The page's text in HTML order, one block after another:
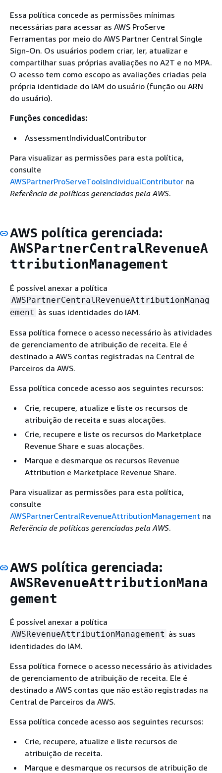
Essa política concede as permissões mínimas
necessárias para acessar as AWS ProServe
Ferramentas por meio do AWS Partner Central Single
Sign-On. Os usuários podem criar, ler, atualizar e
compartilhar suas próprias avaliações no A2T e no MPA.
O acesso tem como escopo as avaliações criadas pela
própria identidade do IAM do usuário (função ou ARN
do usuário).
Funções concedidas:
AssessmentIndividualContributor
Para visualizar as permissões para esta política,
consulte
AWSPartnerProServeToolsIndividualContributor na
Referência de políticas gerenciadas pela AWS.
AWS política gerenciada:
AWSPartnerCentralRevenueA
ttributionManagement
É possível anexar a política
AWSPartnerCentralRevenueAttributionManag
ement às suas identidades do IAM.
Essa política fornece o acesso necessário às atividades
de gerenciamento de atribuição de receita. Ele é
destinado a AWS contas registradas na Central de
Parceiros da AWS.
Essa política concede acesso aos seguintes recursos:
Crie, recupere, atualize e liste os recursos de
atribuição de receita e suas alocações.
Crie, recupere e liste os recursos do Marketplace
Revenue Share e suas alocações.
Marque e desmarque os recursos Revenue
Attribution e Marketplace Revenue Share.
Para visualizar as permissões para esta política,
consulte
AWSPartnerCentralRevenueAttributionManagement na
Referência de políticas gerenciadas pela AWS.
AWS política gerenciada:
AWSRevenueAttributionMana
gement
É possível anexar a política
AWSRevenueAttributionManagement às suas
identidades do IAM.
Essa política fornece o acesso necessário às atividades
de gerenciamento de atribuição de receita. Ele é
destinado a AWS contas que não estão registradas na
Central de Parceiros da AWS.
Essa política concede acesso aos seguintes recursos:
Crie, recupere, atualize e liste recursos de
atribuição de receita.
Marque e desmarque os recursos de atribuição de